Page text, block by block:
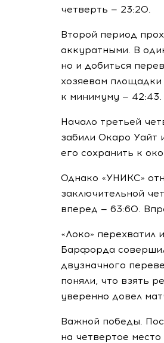
четверть — 23:20.
Второй период
аккуратными. В
но и добиться
хозяевам площадки
к минимуму — 42:43.
Начало третьей
забили Окаро Уайт
его сохранить к
Однако «УНИКС»
заключительной
вперед — 63:60.
«Локо»
Барфорда
двузначного
поняли, что взять
уверенно довел
Важной победы.
на четвертое